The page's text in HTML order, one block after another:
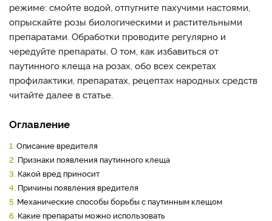
режиме: смойте водой, отпугните пахучими настоями,
опрыскайте розы биологическими и растительными
препаратами. Обработки проводите регулярно и
чередуйте препараты. О том, как избавиться от
паутинного клеща на розах, обо всех секретах
профилактики, препаратах, рецептах народных средств
читайте далее в статье.
Оглавление
1. Описание вредителя
2. Признаки появления паутинного клеща
3. Какой вред приносит
4. Причины появления вредителя
5. Механические способы борьбы с паутинным клещом
6. Какие препараты можно использовать